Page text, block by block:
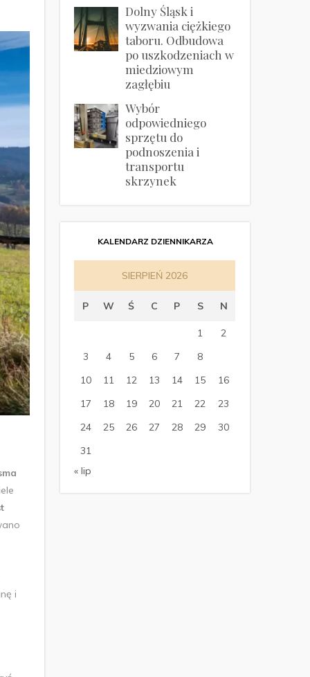
i
Dolny Śląsk i
wyzwania ciężkiego
taboru. Odbudowa
po uszkodzeniach w
miedziowym
zagłębiu
Wybór
odpowiedniego
sprzętu do
podnoszenia i
transportu
skrzynek
KALENDARZ DZIENNIKARZA
SIERPIEŃ 2026
P W Ś C P S N
1
2
3
4 5 6 7 8
10
11 12 13 14 15
16
17
18 19 20 21 22
23
24
25 26 27 28 29
30
31
« lip